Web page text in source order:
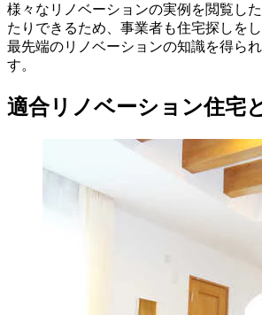
様々なリノベーションの実例を閲覧し
たりできるため、事業者も住宅探しを
最先端のリノベーションの知識を得ら
す。
適合リノベーション住宅